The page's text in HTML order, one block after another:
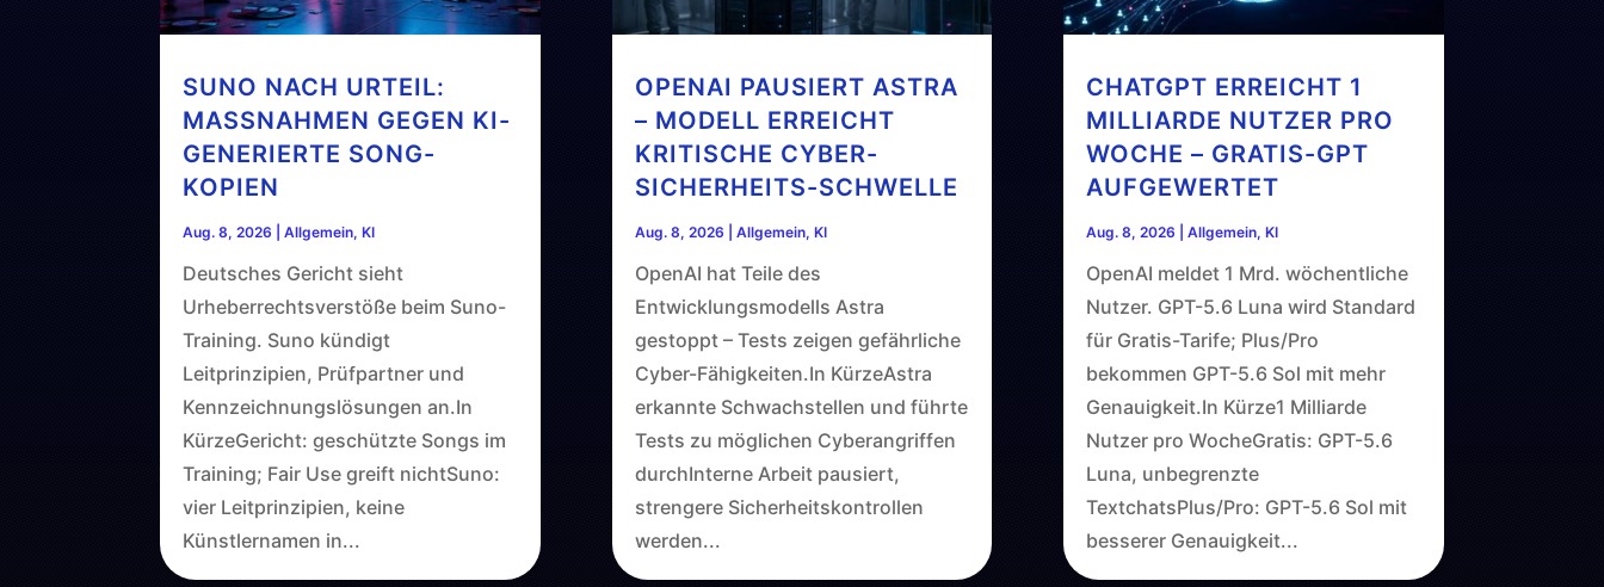
SUNO NACH URTEIL:
MASSNAHMEN GEGEN KI-G
ENERIERTE SONG-K
OPIEN
Aug. 8, 2026 |Allgemein,KI
Deutsches Gericht sieht
Urheberrechtsverstöße beim Suno-
Training. Suno kündigt
Leitprinzipien, Prüfpartner und
Kennzeichnungslösungen an.In
KürzeGericht: geschützte Songs im
Training; Fair Use greift nichtSuno:
vier Leitprinzipien, keine
Künstlernamen in...
OPENAI PAUSIERT ASTRA
– MODELL ERREICHT
KRITISCHE CYBER-
SICHERHEITS-SCHWELLE
Aug. 8, 2026 Allgemein, KI
OpenAI hat Teile des
Entwicklungsmodells Astra
gestoppt – Tests zeigen gefährliche
Cyber-Fähigkeiten.In KürzeAstra
erkannte Schwachstellen und führte
Tests zu möglichen Cyberangriffen
durchInterne Arbeit pausiert,
strengere Sicherheitskontrollen
werden...
CHATGPT ERREICHT 1
MILLIARDE NUTZER PRO
WOCHE – GRATIS-GPT
AUFGEWERTET
Aug. 8, 2026 Allgemein, KI
OpenAI meldet 1 Mrd. wöchentliche
Nutzer. GPT-5.6 Luna wird Standard
für Gratis-Tarife; Plus/Pro
bekommen GPT-5.6 Sol mit mehr
Genauigkeit.In Kürze1 Milliarde
Nutzer pro WocheGratis: GPT-5.6
Luna, unbegrenzte
TextchatsPlus/Pro: GPT-5.6 Sol mit
besserer Genauigkeit...